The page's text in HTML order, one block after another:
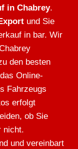
in Chabrey.
und Sie
in bar. Wir
den besten
Online-
Fahrzeugs
erfolgt
ob Sie
nicht.
und vereinbart